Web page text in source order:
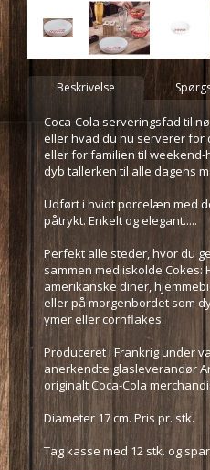
Beskrivelse
Coca-Cola serveringsfad til
eller hvad du nu serverer
eller for familien til weekend-
dyb tallerken til alle dagens
Udført i hvidt porcelæn med
påtrykt. Enkelt og elegant.....
Perfekt alle steder, hvor du
sammen med iskolde Cokes:
amerikanske diner,
eller på morgenbordet som
ymer eller cornflakes.
Produceret i Frankrig under
anerkendte glasleverandør
originalt Coca-Cola
Diameter 17 cm. Pris pr. stk.
Tag kasse med 12 stk. og